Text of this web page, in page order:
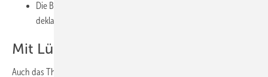
Die Beratung werde als separater Posten in der Kalkulation
deklariert werden müssen.
Mit Lüftung 30 dB sicher einhalten?
Auch das Thema Schallschutz nach DIN 4109 endete letztlich beim